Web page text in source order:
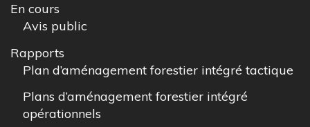
En cours
Avis public
Rapports
Plan d’aménagement forestier intégré tactique
Plans d’aménagement forestier intégré
opérationnels